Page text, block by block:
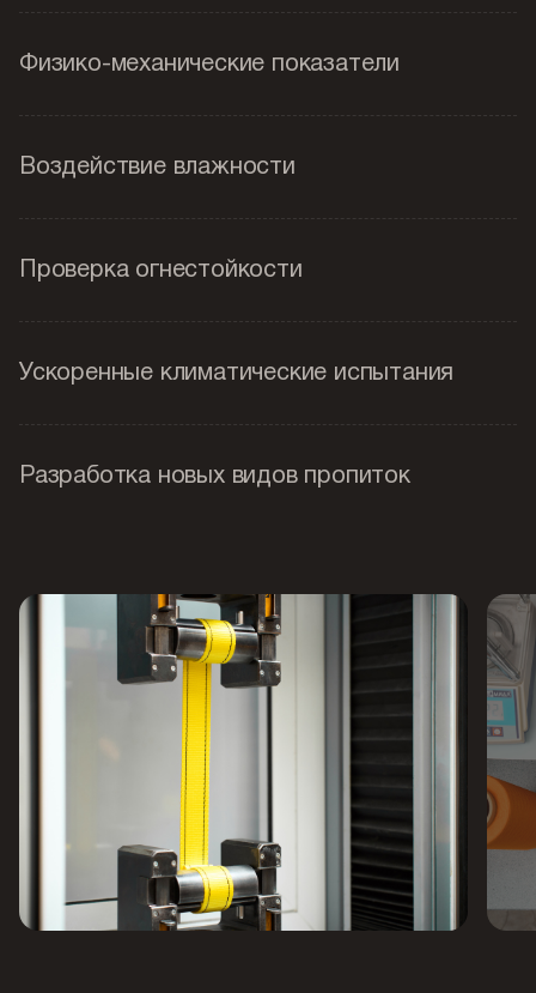
Физико-механические показатели
Воздействие влажности
Проверка огнестойкости
Ускоренные климатические испытания
Разработка новых видов пропиток